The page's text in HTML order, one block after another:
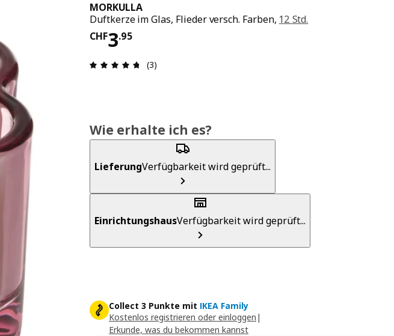
MORKULLA
Duftkerze im Glas, Flieder versch. Farben, 12 Std.
CHF3.95
Preis CHF 3.95
Bewertung: 4.7 von 5 Sterne Anzahl der Bewertungen: 3
(3)
Wie erhalte ich es?
LieferungVerfügbarkeit wird geprüft...
EinrichtungshausVerfügbarkeit wird geprüft...
Collect 3 Punkte mit IKEA Family
Kostenlos registrieren oder einloggen |
Erkunde, was du bekommen kannst